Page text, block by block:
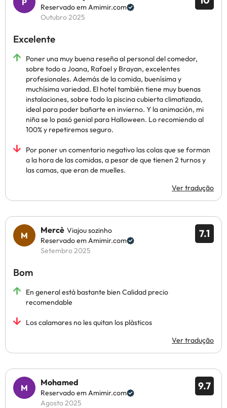
Reservado em Amimir.com
Outubro 2025
Excelente
Poner una muy buena reseña al personal del comedor,
sobre todo a Joana, Rafael y Brayan, excelentes
profesionales. Además de la comida, buenísima y
muchísima variedad. El hotel también tiene muy buenas
instalaciones, sobre todo la piscina cubierta climatizada,
ideal para poder bañarte en invierno. Y la animación, mi
niña se lo pasó genial para Halloween. Lo recomiendo al
100% y repetiremos seguro.
Por poner un comentario negativo las colas que se forman
a la hora de las comidas, a pesar de que tienen 2 turnos y
las camas, que eran de muelles.
Ver tradução
7.1
Mercè Viajou sozinho
Reservado em Amimir.com
Setembro 2025
Bom
En general está bastante bien Calidad precio
recomendable
Los calamares no les quitan los plàsticos
Ver tradução
9.7
Mohamed
Reservado em Amimir.com
Agosto 2025